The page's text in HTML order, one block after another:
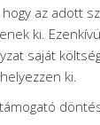
az adott
ki.
saját
ki.